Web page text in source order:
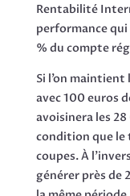
Rentabilité
performance qui
% du compte
Si l’on
avec 100 euros
avoisinera les
condition que le
coupes. À
générer près de